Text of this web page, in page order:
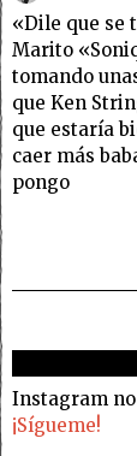
«Dile que se
Marito
tomando
que Ken
que estaría
caer más
pongo
Instagram
¡Sígueme!